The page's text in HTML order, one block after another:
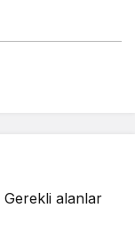
Gerekli alanlar